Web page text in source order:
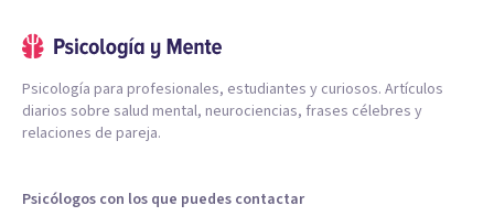
Psicología para profesionales, estudiantes y curiosos. Artículos
diarios sobre salud mental, neurociencias, frases célebres y
relaciones de pareja.
Psicólogos con los que puedes contactar